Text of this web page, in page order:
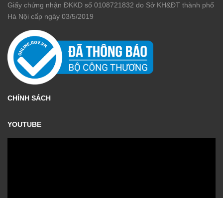
Giấy chứng nhận ĐKKD số 0108721832 do Sở KH&ĐT thành phố
Hà Nội cấp ngày 03/5/2019
CHÍNH SÁCH
YOUTUBE